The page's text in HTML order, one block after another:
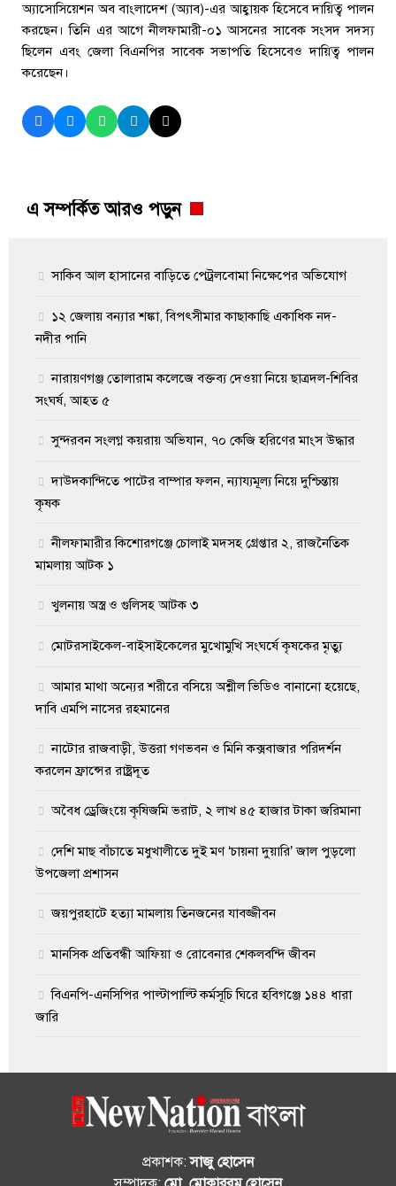
অ্যাসোসিয়েশন অব বাংলাদেশ (অ্যাব)-এর আহ্বায়ক হিসেবে দায়িত্ব পালন
করছেন। তিনি এর আগে নীলফামারী-০১ আসনের সাবেক সংসদ সদস্য
ছিলেন এবং জেলা বিএনপির সাবেক সভাপতি হিসেবেও দায়িত্ব পালন
করেছেন।
এ সম্পর্কিত আরও পড়ুন
সাকিব আল হাসানের বাড়িতে পেট্রলবোমা নিক্ষেপের অভিযোগ
১২ জেলায় বন্যার শঙ্কা, বিপৎসীমার কাছাকাছি একাধিক নদ-
নদীর পানি
নারায়ণগঞ্জ তোলারাম কলেজে বক্তব্য দেওয়া নিয়ে ছাত্রদল-শিবির
সংঘর্ষ, আহত ৫
সুন্দরবন সংলগ্ন কয়রায় অভিযান, ৭০ কেজি হরিণের মাংস উদ্ধার
দাউদকান্দিতে পাটের বাম্পার ফলন, ন্যায্যমূল্য নিয়ে দুশ্চিন্তায়
কৃষক
নীলফামারীর কিশোরগঞ্জে চোলাই মদসহ গ্রেপ্তার ২, রাজনৈতিক
মামলায় আটক ১
খুলনায় অস্ত্র ও গুলিসহ আটক ৩
মোটরসাইকেল-বাইসাইকেলের মুখোমুখি সংঘর্ষে কৃষকের মৃত্যু
আমার মাথা অন্যের শরীরে বসিয়ে অশ্লীল ভিডিও বানানো হয়েছে,
দাবি এমপি নাসের রহমানের
নাটোর রাজবাড়ী, উত্তরা গণভবন ও মিনি কক্সবাজার পরিদর্শন
করলেন ফ্রান্সের রাষ্ট্রদূত
অবৈধ ড্রেজিংয়ে কৃষিজমি ভরাট, ২ লাখ ৪৫ হাজার টাকা জরিমানা
দেশি মাছ বাঁচাতে মধুখালীতে দুই মণ ‘চায়না দুয়ারি’ জাল পুড়লো
উপজেলা প্রশাসন
জয়পুরহাটে হত্যা মামলায় তিনজনের যাবজ্জীবন
মানসিক প্রতিবন্ধী আফিয়া ও রোবেনার শেকলবন্দি জীবন
বিএনপি-এনসিপির পাল্টাপাল্টি কর্মসূচি ঘিরে হবিগঞ্জে ১৪৪ ধারা
জারি
প্রকাশক:সাজু হোসেন